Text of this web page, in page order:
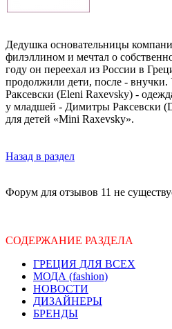
Дедушка основательницы
филэллином и мечтал о
году он переехал из России в
продолжили дети, после -
Раксевски (Eleni Raxevsky) -
у младшей - Димитры Раксевски
для детей «Mini Raxevsky».
Назад в раздел
Форум для отзывов 11 не
СОДЕРЖАНИЕ РАЗДЕЛА
ГРЕЦИЯ ДЛЯ ВСЕХ
МОДА (fashion)
НОВОСТИ
ДИЗАЙНЕРЫ
БРЕНДЫ